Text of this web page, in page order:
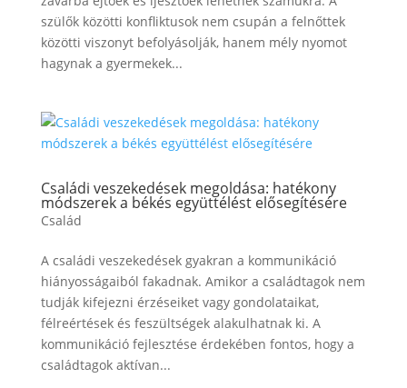
szülők közötti konfliktusok nem csupán a felnőttek
közötti viszonyt befolyásolják, hanem mély nyomot
hagynak a gyermekek...
Családi veszekedések megoldása: hatékony
módszerek a békés együttélést elősegítésére
Család
A családi veszekedések gyakran a kommunikáció
hiányosságaiból fakadnak. Amikor a családtagok nem
tudják kifejezni érzéseiket vagy gondolataikat,
félreértések és feszültségek alakulhatnak ki. A
kommunikáció fejlesztése érdekében fontos, hogy a
családtagok aktívan...